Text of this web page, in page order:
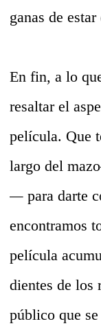
ganas de
En fin, a lo
resaltar el
película. Que
largo del
— para darte
encontramos
película
dientes de
público que